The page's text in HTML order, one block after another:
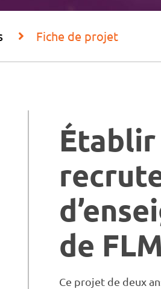
Fiche de projet
de
Ce projet de deux